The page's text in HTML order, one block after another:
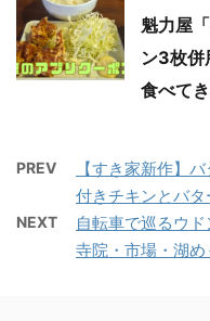
魁力屋
ン3枚
食べてき
PREV
【すき家新作】
付きチキンとバ
NEXT
自転車で巡るウ
寺院・市場・湖め